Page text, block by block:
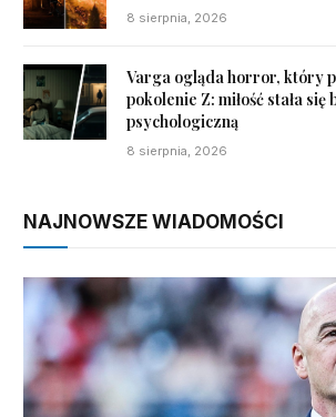
8 sierpnia, 2026
Varga ogląda horror, który
pokolenie Z: miłość stała się
psychologiczną
8 sierpnia, 2026
NAJNOWSZE WIADOMOŚCI